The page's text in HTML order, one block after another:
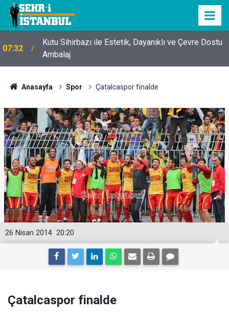
07:32
Kutu Sihirbazı ile Estetik, Dayanıklı ve Çevre Dostu
Ambalaj
Anasayfa Spor Çatalcaspor finalde
20:20
26 Nisan 2014
Çatalcaspor finalde